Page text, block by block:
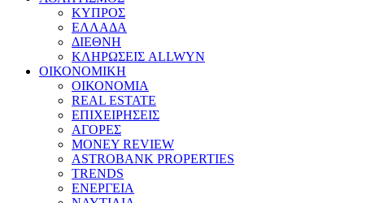
ΚΥΠΡΟΣ
ΕΛΛΑΔΑ
ΔΙΕΘΝΗ
ΚΛΗΡΩΣΕΙΣ ALLWYN
ΟΙΚΟΝΟΜΙΚΗ
ΟΙΚΟΝΟΜΙΑ
REAL ESTATE
ΕΠΙΧΕΙΡΗΣΕΙΣ
ΑΓΟΡΕΣ
MONEY REVIEW
ASTROBANK PROPERTIES
TRENDS
ΕΝΕΡΓΕΙΑ